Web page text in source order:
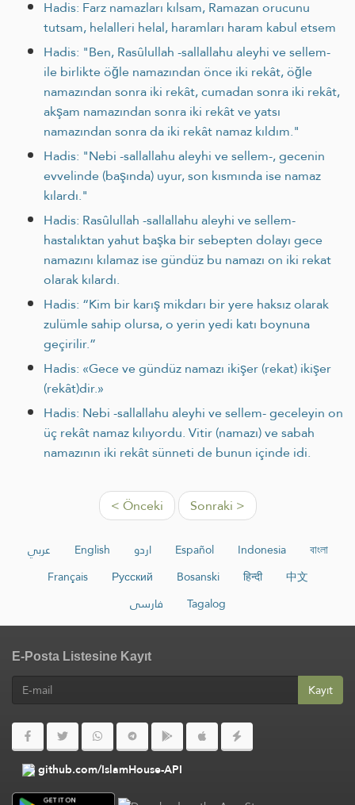
Hadis: Farz namazları kılsam, Ramazan orucunu
tutsam, helalleri helal, haramları haram kabul etsem
Hadis: "Ben, Rasûlullah -sallallahu aleyhi ve sellem-
ile birlikte öğle namazından önce iki rekât, öğle
namazından sonra iki rekât, cumadan sonra iki rekât,
akşam namazından sonra iki rekât ve yatsı
namazından sonra da iki rekât namaz kıldım."
Hadis: "Nebi -sallallahu aleyhi ve sellem-, gecenin
evvelinde (başında) uyur, son kısmında ise namaz
kılardı."
Hadis: Rasûlullah -sallallahu aleyhi ve sellem-
hastalıktan yahut başka bir sebepten dolayı gece
namazını kılamaz ise gündüz bu namazı on iki rekat
olarak kılardı.
Hadis: “Kim bir karış mikdarı bir yere haksız olarak
zulümle sahip olursa, o yerin yedi katı boynuna
geçirilir.”
Hadis: «Gece ve gündüz namazı ikişer (rekat) ikişer
(rekât)dir.»
Hadis: Nebi -sallallahu aleyhi ve sellem- geceleyin on
üç rekât namaz kılıyordu. Vitir (namazı) ve sabah
namazının iki rekât sünneti de bunun içinde idi.
< Önceki Sonraki >
عربي English اردو Español Indonesia
বাংলা
Français
Русский Bosanski हिन्दी
中文
فارسی
Tagalog
E-Posta Listesine Kayıt
Kayıt
github.com/IslamHouse-API